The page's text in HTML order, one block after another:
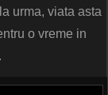
urma, viata asta
o vreme in